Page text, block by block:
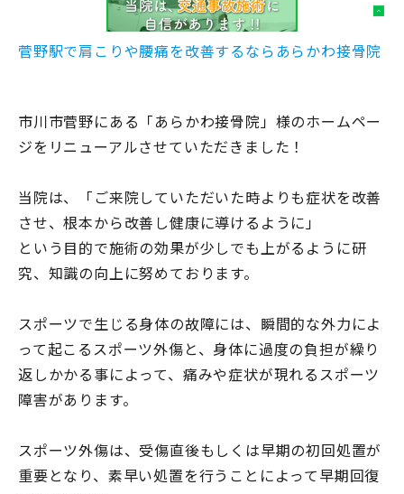
菅野駅で肩こりや腰痛を改善するならあらかわ接骨院
市川市菅野にある「あらかわ接骨院」様のホームペー
ジをリニューアルさせていただきました！
当院は、「ご来院していただいた時よりも症状を改善
させ、根本から改善し健康に導けるように」
という目的で施術の効果が少しでも上がるように研
究、知識の向上に努めております。
スポーツで生じる身体の故障には、瞬間的な外力によ
って起こるスポーツ外傷と、身体に過度の負担が繰り
返しかかる事によって、痛みや症状が現れるスポーツ
障害があります。
スポーツ外傷は、受傷直後もしくは早期の初回処置が
重要となり、素早い処置を行うことによって早期回復